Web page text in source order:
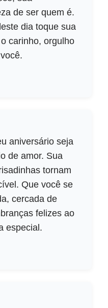
de ser quem é.
dia toque sua
carinho, orgulho
aniversário seja
de amor. Sua
tornam
Que você se
cercada de
felizes ao
especial.